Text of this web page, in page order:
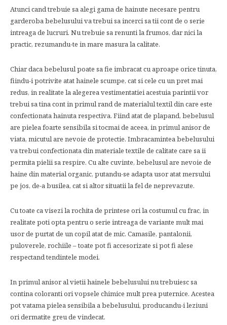
Atunci cand trebuie sa alegi gama de hainute necesare pentru
garderoba bebelusului va trebui sa incerci sa tii cont de o serie
intreaga de lucruri. Nu trebuie sa renunti la frumos, dar nici la
practic, rezumandu-te in mare masura la calitate.
Chiar daca bebelusul poate sa fie imbracat cu aproape orice tinuta,
fiindu-i potrivite atat hainele scumpe, cat si cele cu un pret mai
redus, in realitate la alegerea vestimentatiei acestuia parintii vor
trebui sa tina cont in primul rand de materialul textil din care este
confectionata hainuta respectiva. Fiind atat de plapand, bebelusul
are pielea foarte sensibila si tocmai de aceea, in primul anisor de
viata, micutul are nevoie de protectie. Imbracamintea bebelusului
va trebui confectionata din materiale textile de calitate care sa ii
permita pielii sa respire. Cu alte cuvinte, bebelusul are nevoie de
haine din material organic, putandu-se adapta usor atat mersului
pe jos, de-a busilea, cat si altor situatii la fel de neprevazute.
Cu toate ca visezi la rochita de printese ori la costumul cu frac, in
realitate poti opta pentru o serie intreaga de variante mult mai
usor de purtat de un copil atat de mic. Camasile, pantalonii,
puloverele, rochiile – toate pot fi accesorizate si pot fi alese
respectand tendintele modei.
In primul anisor al vietii hainele bebelusului nu trebuiesc sa
contina coloranti ori vopsele chimice mult prea puternice. Acestea
pot vatama pielea sensibila a bebelusului, producandu-i leziuni
ori dermatite greu de vindecat.